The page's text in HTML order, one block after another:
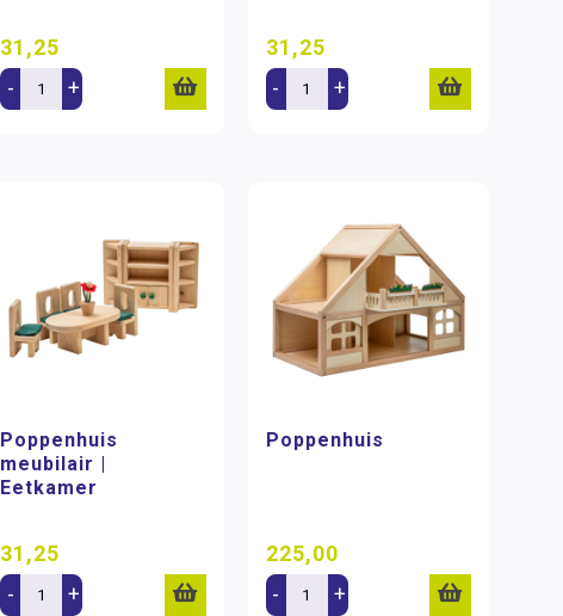
31,25
- +
31,25
- +
Poppenhuis
meubilair |
Eetkamer
31,25
- +
Poppenhuis
225,00
- +